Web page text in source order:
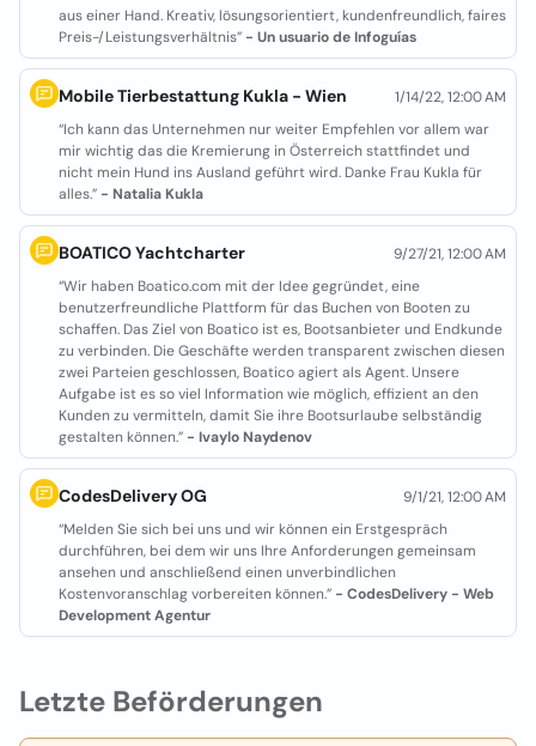
aus einer Hand. Kreativ, lösungsorientiert, kundenfreundlich, faires
Preis-/Leistungsverhältnis” - Un usuario de Infoguías
Mobile Tierbestattung Kukla - Wien
1/14/22, 12:00 AM
“Ich kann das Unternehmen nur weiter Empfehlen vor allem war
mir wichtig das die Kremierung in Österreich stattfindet und
nicht mein Hund ins Ausland geführt wird. Danke Frau Kukla für
alles.” - Natalia Kukla
BOATICO Yachtcharter
9/27/21, 12:00 AM
“Wir haben Boatico.com mit der Idee gegründet, eine
benutzerfreundliche Plattform für das Buchen von Booten zu
schaffen. Das Ziel von Boatico ist es, Bootsanbieter und Endkunde
zu verbinden. Die Geschäfte werden transparent zwischen diesen
zwei Parteien geschlossen, Boatico agiert als Agent. Unsere
Aufgabe ist es so viel Information wie möglich, effizient an den
Kunden zu vermitteln, damit Sie ihre Bootsurlaube selbständig
gestalten können.” - Ivaylo Naydenov
CodesDelivery OG
9/1/21, 12:00 AM
“Melden Sie sich bei uns und wir können ein Erstgespräch
durchführen, bei dem wir uns Ihre Anforderungen gemeinsam
ansehen und anschließend einen unverbindlichen
Kostenvoranschlag vorbereiten können.” - CodesDelivery - Web
Development Agentur
Letzte Beförderungen